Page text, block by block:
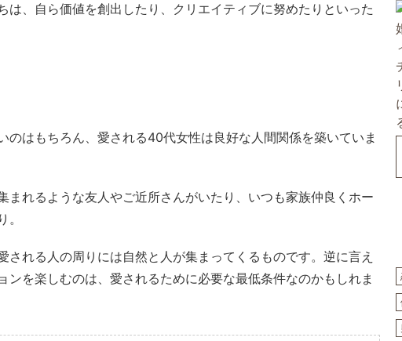
は、自ら価値を創出したり、クリエイティブに努めたりといった
のはもちろん、愛される40代女性は良好な人間関係を築いていま
まれるような友人やご近所さんがいたり、いつも家族仲良くホー
される人の周りには自然と人が集まってくるものです。逆に言え
ンを楽しむのは、愛されるために必要な最低条件なのかもしれま